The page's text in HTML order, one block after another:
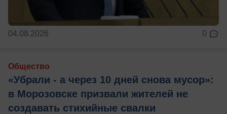
04.08.2026 0
Общество
«Убрали - а через 10 дней снова мусор»:
в Морозовске призвали жителей не
создавать стихийные свалки